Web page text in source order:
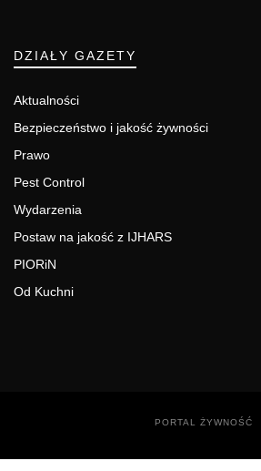
DZIAŁY GAZETY
Aktualności
Bezpieczeństwo i jakość żywności
Prawo
Pest Control
Wydarzenia
Postaw na jakość z IJHARS
PIORiN
Od Kuchni
PORTAL ŻYWNOŚĆ